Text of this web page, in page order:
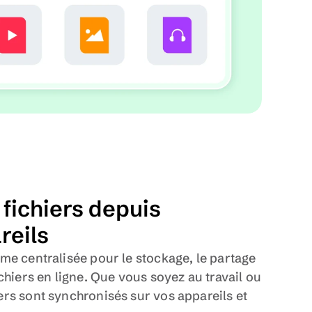
depuis
centralisée pour le stockage, le partage
en ligne. Que vous soyez au travail ou
sont synchronisés sur vos appareils et